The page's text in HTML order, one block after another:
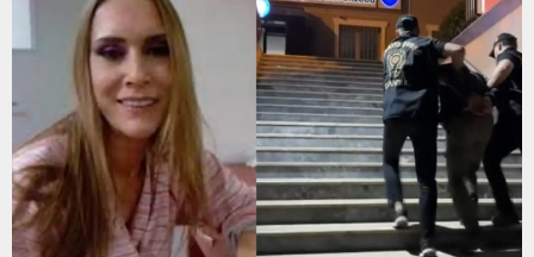
soruşturmada tutuklamalar genişliyor. Son olarak dönemin...